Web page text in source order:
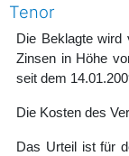
Tenor
Die Beklagte wird
Zinsen in Höhe
seit dem
Die Kosten des
Das Urteil ist für